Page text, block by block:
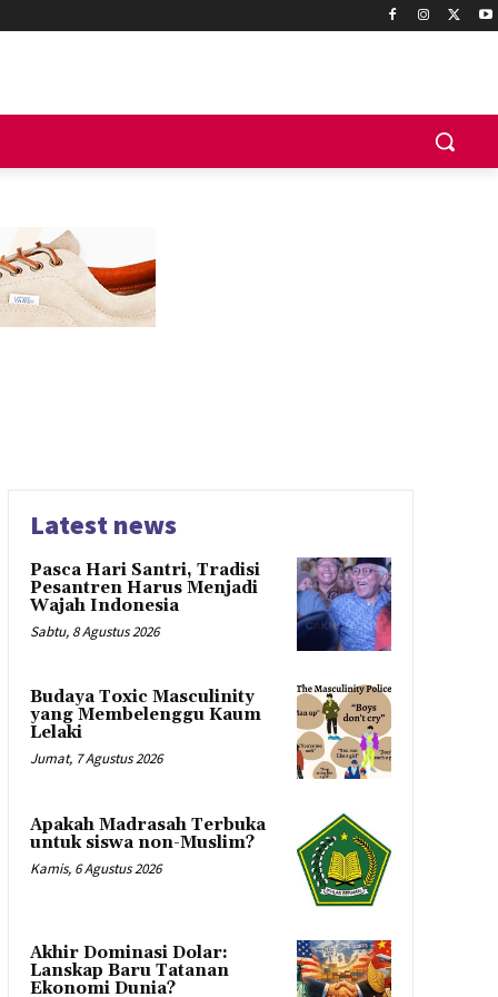
Latest news
Pasca Hari Santri, Tradisi
Pesantren Harus Menjadi
Wajah Indonesia
Sabtu, 8 Agustus 2026
Budaya Toxic Masculinity
yang Membelenggu Kaum
Lelaki
Jumat, 7 Agustus 2026
Apakah Madrasah Terbuka
untuk siswa non-Muslim?
Kamis, 6 Agustus 2026
Akhir Dominasi Dolar:
Lanskap Baru Tatanan
Ekonomi Dunia?